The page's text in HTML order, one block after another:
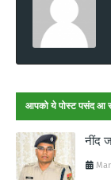
आपको ये पोस्ट पसंद आ
नींद